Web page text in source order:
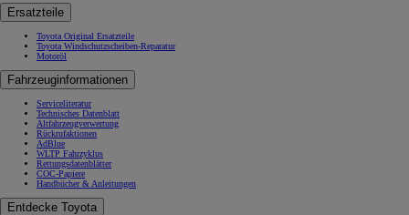
Ersatzteile
Toyota Original Ersatzteile
Toyota Windschutzscheiben-Reparatur
Motoröl
Fahrzeuginformationen
Serviceliteratur
Technisches Datenblatt
Altfahrzeugverwertung
Rückrufaktionen
AdBlue
WLTP Fahrzyklus
Rettungsdatenblätter
COC-Papiere
Handbücher & Anleitungen
Entdecke Toyota